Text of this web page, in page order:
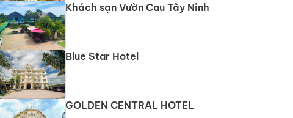
Khách sạn Vườn Cau Tây Ninh
Blue Star Hotel
GOLDEN CENTRAL HOTEL